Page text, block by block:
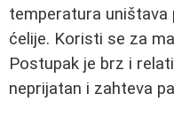
temperatura uništava
ćelije. Koristi se za
Postupak je brz i
neprijatan i zahteva